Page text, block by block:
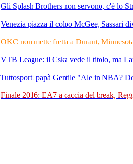
Gli Splash Brothers non servono, c'è lo
Venezia piazza il colpo McGee, Sassari
OKC non mette fretta a Durant,
VTB League: il Cska vede il titolo, ma
Tuttosport: papà Gentile "Ale in NBA?
Finale 2016: EA7 a caccia del break,